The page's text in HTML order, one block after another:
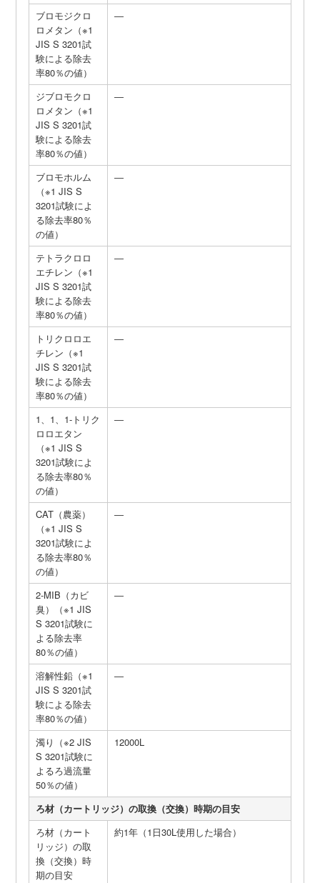
ブロモジクロ
ロメタン（※1
JIS S 3201試
験による除去
率80％の値）
―
ジブロモクロ
ロメタン（※1
JIS S 3201試
験による除去
率80％の値）
―
ブロモホルム
（※1 JIS S
3201試験によ
る除去率80％
の値）
―
テトラクロロ
エチレン（※1
JIS S 3201試
験による除去
率80％の値）
―
トリクロロエ
チレン（※1
JIS S 3201試
験による除去
率80％の値）
―
1、1、1-トリク
ロロエタン
（※1 JIS S
3201試験によ
る除去率80％
の値）
―
CAT（農薬）
（※1 JIS S
3201試験によ
る除去率80％
の値）
―
2-MIB（カビ
臭）（※1 JIS
S 3201試験に
よる除去率
80％の値）
―
溶解性鉛（※1
JIS S 3201試
験による除去
率80％の値）
―
濁り（※2 JIS
S 3201試験に
よるろ過流量
50％の値）
12000L
ろ材（カートリッジ）の取換（交換）時期の目安
ろ材（カート
リッジ）の取
換（交換）時
期の目安
約1年（1日30L使用した場合）